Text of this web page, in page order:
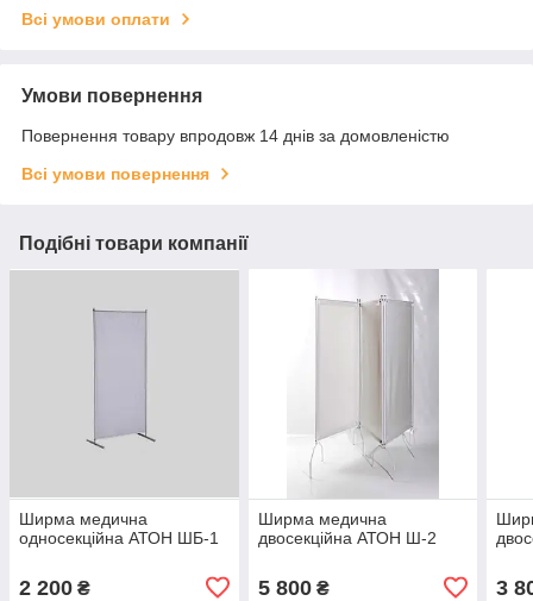
Всі умови оплати
Умови повернення
Повернення товару впродовж 14 днів за домовленістю
Всі умови повернення
Подібні товари компанії
Ширма медична
односекційна АТОН ШБ-1
2 200 ₴
Ширма медична
двосекційна АТОН Ш-2
5 800₴ 3